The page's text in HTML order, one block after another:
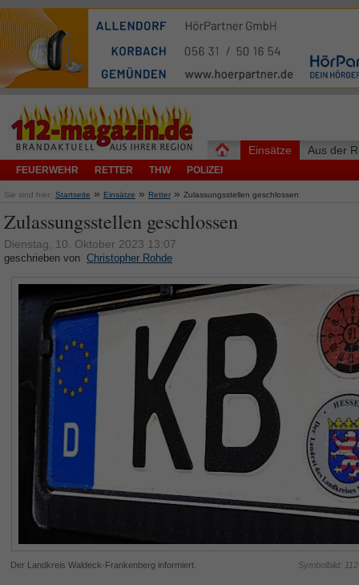
Einsätze
FEUERWEHR RETTER THW POLIZEI
Aus der
Sie sind hier: Startseite » Einsätze » Retter » Zulassungsstellen geschlossen
Zulassungsstellen geschlossen
Dienstag, 10. Oktober 2023 13:07
geschrieben von Christopher Rohde
Der Landkreis Waldeck-Frankenberg informiert. Symbolbild: